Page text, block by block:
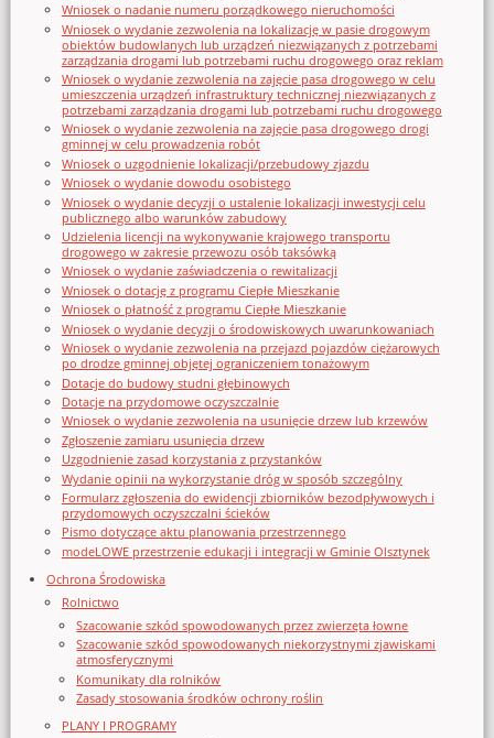
Wniosek o nadanie numeru porządkowego nieruchomości
Wniosek o wydanie zezwolenia na lokalizację w pasie drogowym
obiektów budowlanych lub urządzeń niezwiązanych z potrzebami
zarządzania drogami lub potrzebami ruchu drogowego oraz reklam
Wniosek o wydanie zezwolenia na zajęcie pasa drogowego w celu
umieszczenia urządzeń infrastruktury technicznej niezwiązanych z
potrzebami zarządzania drogami lub potrzebami ruchu drogowego
Wniosek o wydanie zezwolenia na zajęcie pasa drogowego drogi
gminnej w celu prowadzenia robót
Wniosek o uzgodnienie lokalizacji/przebudowy zjazdu
Wniosek o wydanie dowodu osobistego
Wniosek o wydanie decyzji o ustalenie lokalizacji inwestycji celu
publicznego albo warunków zabudowy
Udzielenia licencji na wykonywanie krajowego transportu
drogowego w zakresie przewozu osób taksówką
Wniosek o wydanie zaświadczenia o rewitalizacji
Wniosek o dotację z programu Ciepłe Mieszkanie
Wniosek o płatność z programu Ciepłe Mieszkanie
Wniosek o wydanie decyzji o środowiskowych uwarunkowaniach
Wniosek o wydanie zezwolenia na przejazd pojazdów ciężarowych
po drodze gminnej objętej ograniczeniem tonażowym
Dotacje do budowy studni głębinowych
Dotacje na przydomowe oczyszczalnie
Wniosek o wydanie zezwolenia na usunięcie drzew lub krzewów
Zgłoszenie zamiaru usunięcia drzew
Uzgodnienie zasad korzystania z przystanków
Wydanie opinii na wykorzystanie dróg w sposób szczególny
Formularz zgłoszenia do ewidencji zbiorników bezodpływowych i
przydomowych oczyszczalni ścieków
Pismo dotyczące aktu planowania przestrzennego
modeLOWE przestrzenie edukacji i integracji w Gminie Olsztynek
Ochrona Środowiska
Rolnictwo
Szacowanie szkód spowodowanych przez zwierzęta łowne
Szacowanie szkód spowodowanych niekorzystnymi zjawiskami
atmosferycznymi
Komunikaty dla rolników
Zasady stosowania środków ochrony roślin
PLANY I PROGRAMY